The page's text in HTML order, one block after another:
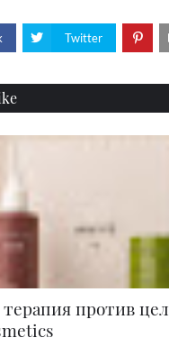
Twitter
против